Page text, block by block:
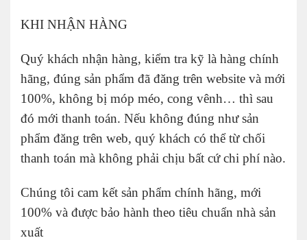
KHI NHẬN HÀNG
Quý khách nhận hàng, kiểm tra kỹ là hàng chính
hãng, đúng sản phẩm đã đăng trên website và mới
100%, không bị móp méo, cong vênh… thì sau
đó mới thanh toán. Nếu không đúng như sản
phẩm đăng trên web, quý khách có thể từ chối
thanh toán mà không phải chịu bất cứ chi phí nào.
Chúng tôi cam kết sản phẩm chính hãng, mới
100% và được bảo hành theo tiêu chuẩn nhà sản
xuất